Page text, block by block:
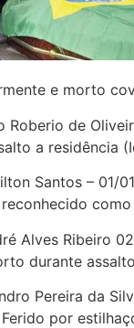
e morto
Roberio de
a residência
Santos – 01/
Alves Ribeiro
durante
Pereira da
por